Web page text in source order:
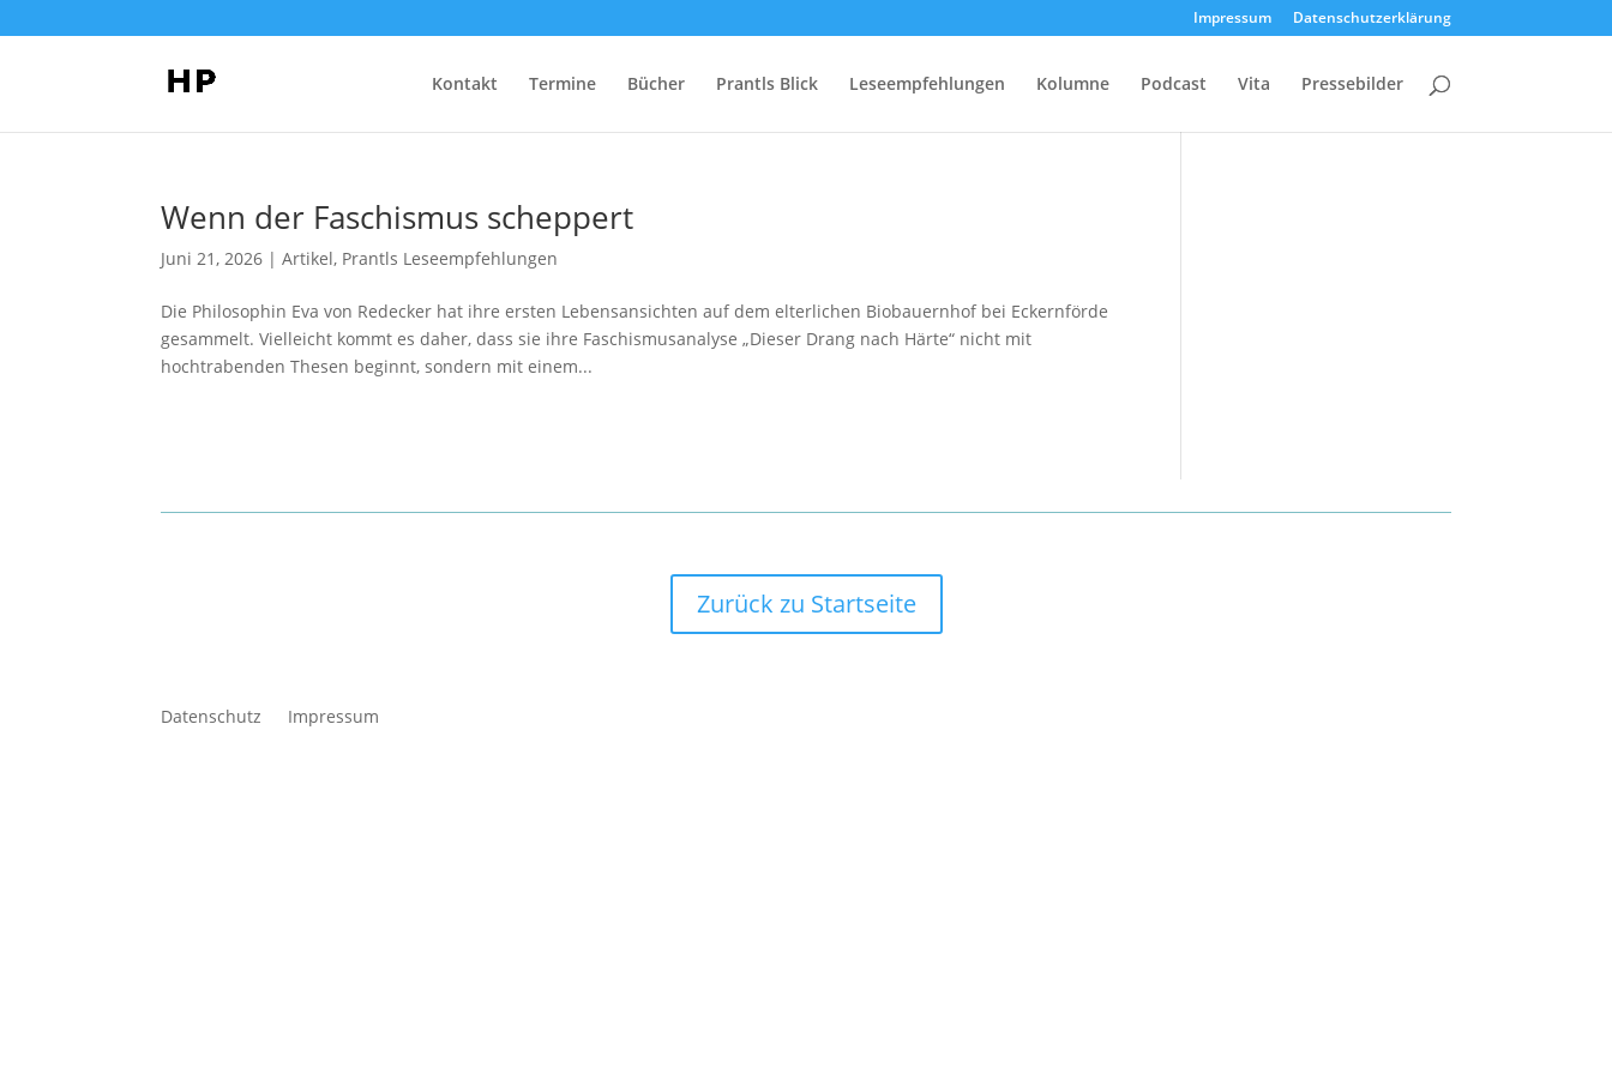
Impressum Datenschutzerklärung
Kontakt Termine Bücher Prantls Blick Leseempfehlungen Kolumne Podcast Vita Pressebilder
Wenn der Faschismus scheppert
Juni 21, 2026 |Artikel, Prantls Leseempfehlungen
Die Philosophin Eva von Redecker hat ihre ersten Lebensansichten auf dem elterlichen Biobauernhof bei Eckernförde
gesammelt. Vielleicht kommt es daher, dass sie ihre Faschismusanalyse „Dieser Drang nach Härte“ nicht mit
hochtrabenden Thesen beginnt, sondern mit einem...
Zurück zu Startseite
Datenschutz Impressum